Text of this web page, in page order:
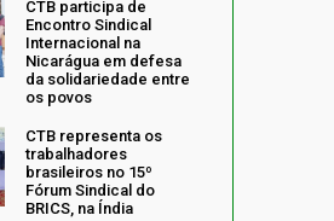
CTB participa de
Encontro Sindical
Internacional na
Nicarágua em defesa
da solidariedade entre
os povos
CTB representa os
trabalhadores
brasileiros no 15º
Fórum Sindical do
BRICS, na Índia